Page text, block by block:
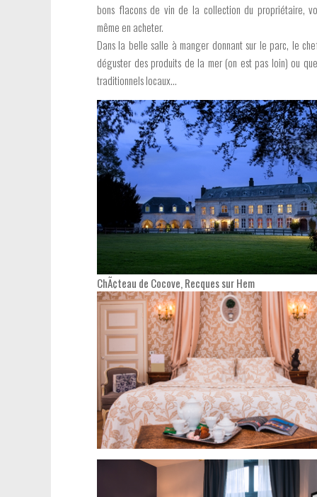
bons flacons de vin de la collection du propriétaire,
même en acheter.
Dans la belle salle à manger donnant sur le parc, le
déguster des produits de la mer (on est pas loin) ou
traditionnels locaux...
ChÃ¢teau de Cocove, Recques sur Hem